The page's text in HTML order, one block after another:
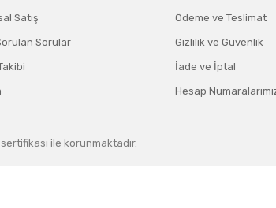
Satış
Sorular
Ödeme ve Teslimat
Gizlilik ve Güvenlik
İade ve İptal
Hesap
ile korunmaktadır.